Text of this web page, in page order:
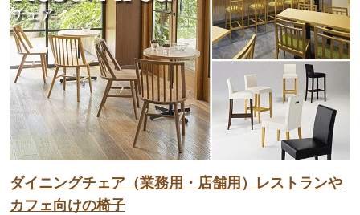
ダイニングチェア（業務用・店舗用）レストランや
カフェ向けの椅子